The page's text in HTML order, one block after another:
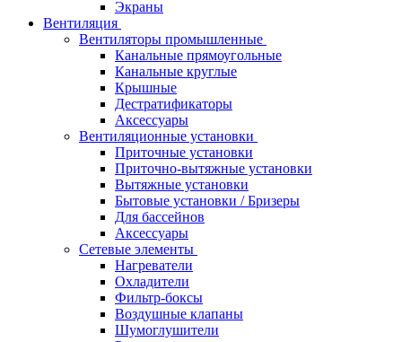
Экраны
Вентиляция
Вентиляторы промышленные
Канальные прямоугольные
Канальные круглые
Крышные
Дестратификаторы
Аксессуары
Вентиляционные установки
Приточные установки
Приточно-вытяжные установки
Вытяжные установки
Бытовые установки / Бризеры
Для бассейнов
Аксессуары
Сетевые элементы
Нагреватели
Охладители
Фильтр-боксы
Воздушные клапаны
Шумоглушители